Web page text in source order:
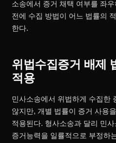
소송에서 증거 채택 여부를 좌
전에 수집 방법이 어느 법률의
한다.
위법수집증거 배제
적용
민사소송에서 위법하게 수집한
않지만, 개별 법률이 증거 사용
적용된다. 형사소송과 달리 민
증거능력을 일률적으로 부정하